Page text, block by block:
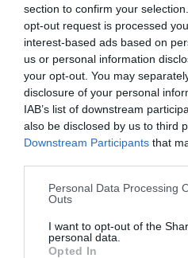
section to confirm your
opt-out request is processed
interest-based ads based on
us or personal information
your opt-out. You may
disclosure of your personal
IAB’s list of downstream
also be disclosed by us to third
Downstream Participants that
Personal Data Processing
Outs
I want to opt-out of the
personal data.
Opted In
Διαχείριση
Για να παρέχουμε την καλύτερη
cookies για την αποθήκευση ή/και την
Η συγκατάθεση για τις εν λόγω
επεξεργαστούμε δεδομένα
συγκατάθεση ή η ανάκληση της
αρνητικά ορισμένες λειτουργίες και
a
c
e
b
o
o
k
a
st
o
d
o
n
m
ai
l
οι
ρ
α
σ
τε
ίτ
ε